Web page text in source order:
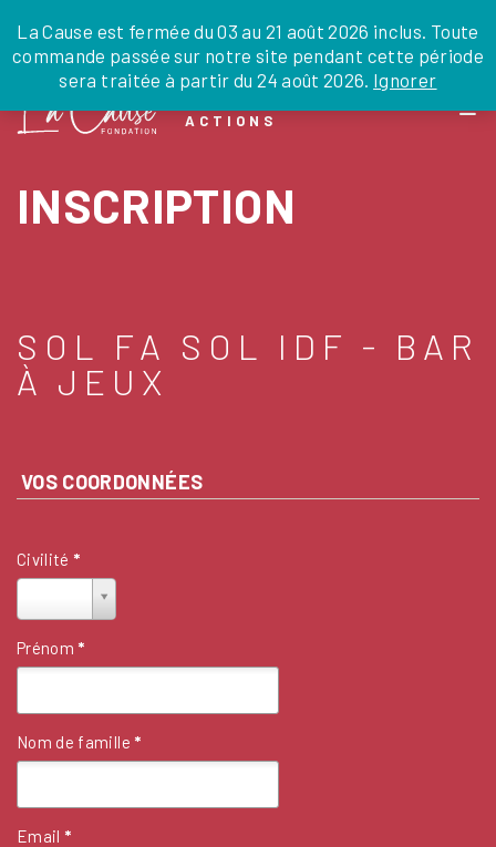
to
the
La Cause est fermée du 03 au 21 août 2026 inclus. Toute
commande passée sur notre site pendant cette période
sera traitée à partir du 24 août 2026. Ignorer
JE DONNE JE PARRAINE NOUS SOUTENIR
DEPUIS LA FRANCE
DEPUIS L’INTERNATIONAL
EN TANT QU’ORGANISATION
0 ARTICLE
ACTIONS
INSCRIPTION
SOL FA SOL IDF - BAR
À JEUX
VOS COORDONNÉES
Civilité *
*
Prénom *
Nom de famille *
Email *